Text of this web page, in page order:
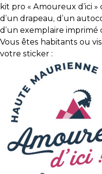
kit pro « Amoureux d’ici
d’un drapeau, d’un
d’un exemplaire imprimé
Vous êtes habitants ou
votre sticker :